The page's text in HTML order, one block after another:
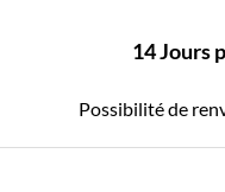
14 Jours
Possibilité de